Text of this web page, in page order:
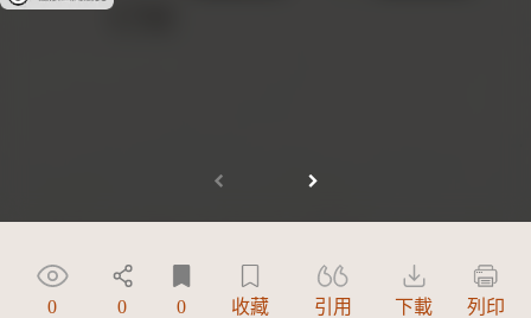
0 0 0 收藏 引用 下載 列印